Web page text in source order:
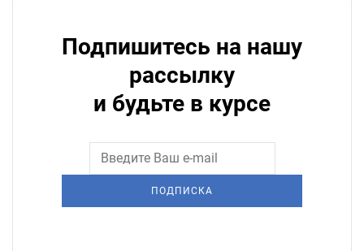
Подпишитесь на нашу
рассылку
и будьте в курсе
ПОДПИСКА